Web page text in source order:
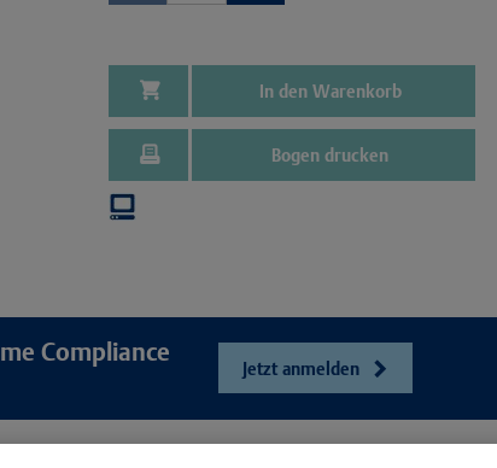
In den Warenkorb
Bogen drucken
Compliance
Jetzt anmelden